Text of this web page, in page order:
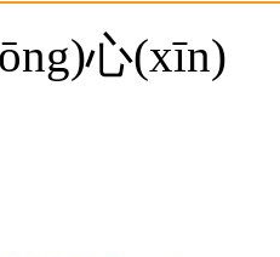
心(xīn)